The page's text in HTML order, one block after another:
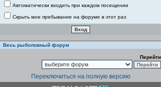
Автоматически входить при каждом посещении
Скрыть мое пребывание на форуме в этот раз
Весь рыболовный форум
Перейти
Переключиться на полную версию